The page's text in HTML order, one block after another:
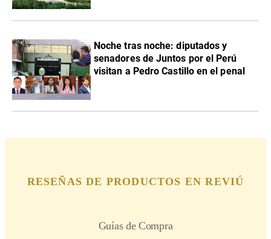
Noche tras noche: diputados y
senadores de Juntos por el Perú
visitan a Pedro Castillo en el penal